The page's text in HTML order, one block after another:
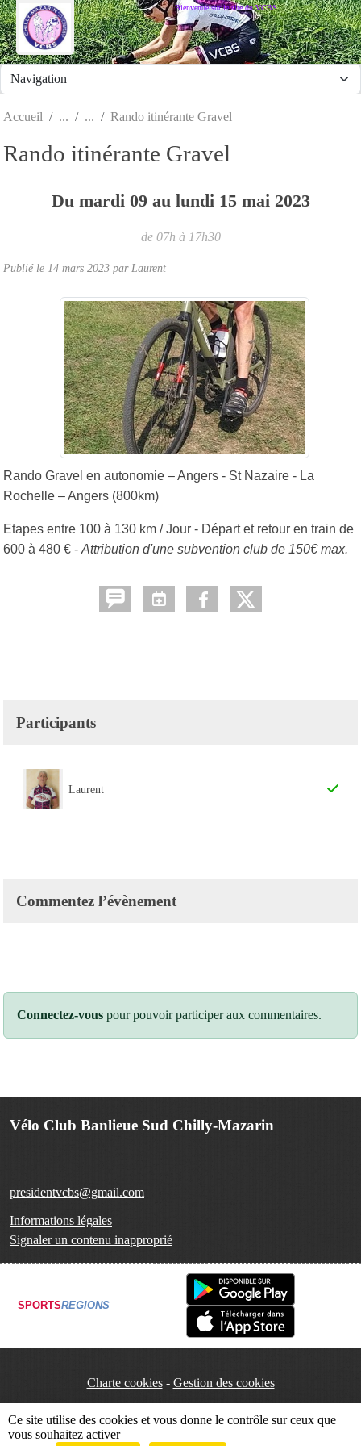
Bienvenue sur le site du VCBS
Accueil Rando itinérante Gravel
Rando itinérante Gravel
Du mardi 09au lundi 15 mai 2023
de 07h à 17h30
Publié le 14 mars 2023 par Laurent
Rando Gravel en autonomie – Angers - St Nazaire - La
Rochelle – Angers (800km)
Etapes entre 100 à 130 km / Jour - Départ et retour en train de
600 à 480 € - Attribution d'une subvention club de 150€ max.
Participants
Laurent
Commentez l’évènement
Connectez-vous pour pouvoir participer aux commentaires.
Vélo Club Banlieue Sud Chilly-Mazarin
presidentvcbs@gmail.com
Informations légales
Signaler un contenu inapproprié
SPORTSREGIONS
Charte cookies Gestion des cookies
Panneau de gestion des cookies
Ce site utilise des cookies et vous donne le contrôle sur ceux que
vous souhaitez activer